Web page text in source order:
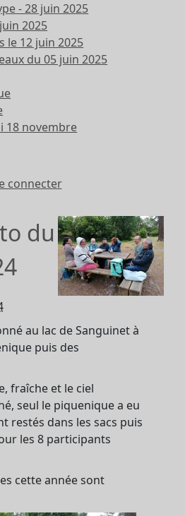
- 28 juin 2025
2025
le 12 juin 2025
du 05 juin 2025
18 novembre
connecter
du
au lac de Sanguinet à
puis des
fraîche et le ciel
seul le piquenique a eu
restés dans les sacs puis
les 8 participants
cette année sont